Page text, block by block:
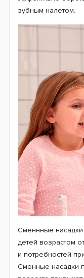
В возрасте 6-7
постоянные зубы.
естественные
бороздках очень
Конечно,
поскольку эмаль
быстро приводит